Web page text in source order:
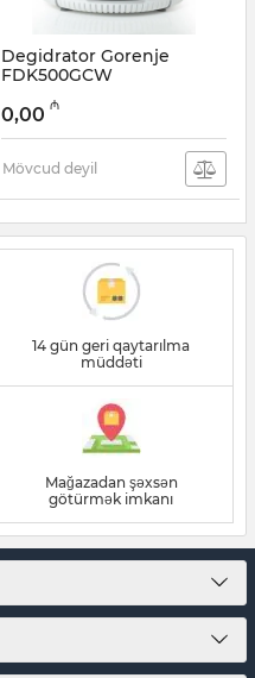
Degidrator Gorenje
FDK500GCW
005038281
0,00 ₼
Mövcud deyil
14 gün geri qaytarılma
müddəti
Mağazadan şəxsən
götürmək imkanı